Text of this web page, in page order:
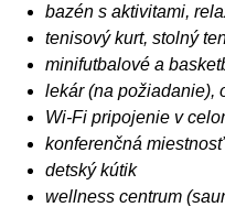
bazén s aktivitami,
tenisový kurt, stolný
minifutbalové a
lekár (na požiadanie),
Wi-Fi pripojenie v
konferenčná miestnosť
detský kútik
wellness centrum